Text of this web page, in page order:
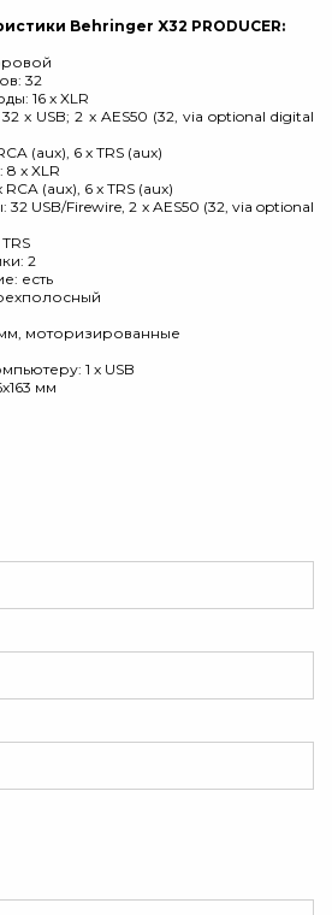
Behringer X32 PRODUCER:
32
16 x XLR
x USB; 2 x AES50 (32, via optional digital
(aux), 6 x TRS (aux)
x XLR
(aux), 6 x TRS (aux)
USB/Firewire, 2 x AES50 (32, via optional
2
есть
моторизированные
1 x USB
мм